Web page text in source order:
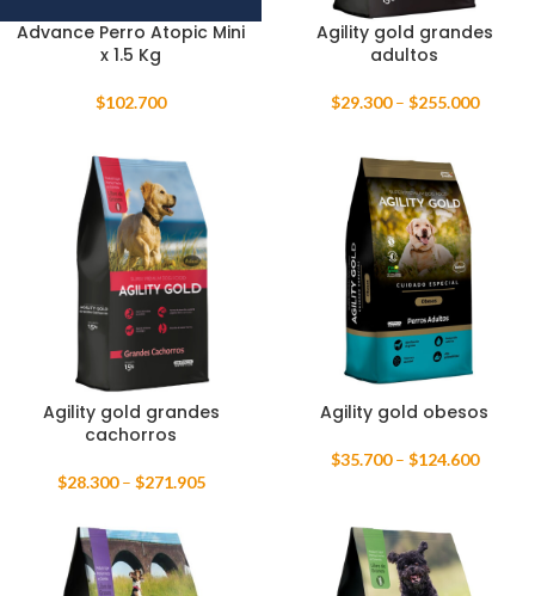
Advance Perro Atopic Mini
x 1.5 Kg
$102.700
Agility gold grandes
adultos
$29.300 – $255.000
Agility gold grandes
cachorros
$28.300 – $271.905
Agility gold obesos
$35.700 – $124.600